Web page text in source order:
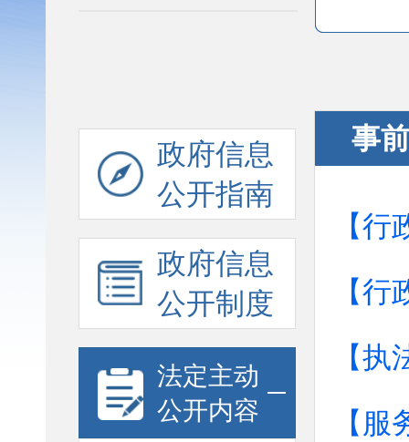
政府信息
公开指南
政府信息
公开制度
法定主动
公开内容
事
【
【
【
【